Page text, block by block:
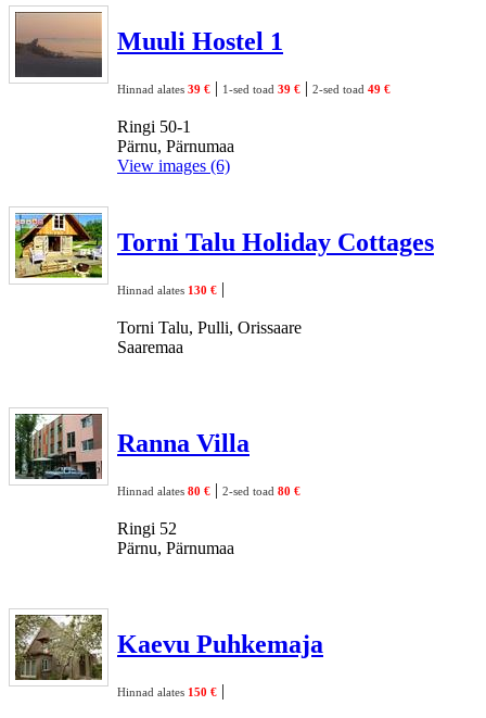
Muuli Hostel 1
Hinnad alates 39 € | 1-sed toad 39 € | 2-sed toad 49 €
Ringi 50-1
Pärnu, Pärnumaa
View images (6)
Torni Talu Holiday Cottages
Hinnad alates 130 € |
Torni Talu, Pulli, Orissaare
Saaremaa
Ranna Villa
Hinnad alates 80 € | 2-sed toad 80 €
Ringi 52
Pärnu, Pärnumaa
Kaevu Puhkemaja
Hinnad alates 150 € |